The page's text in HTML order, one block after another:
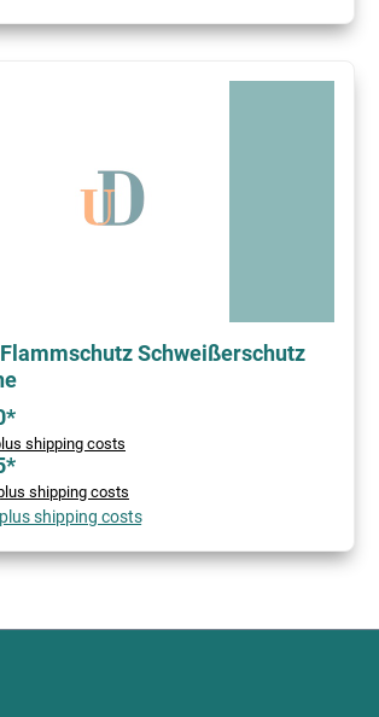
Flammschutz Schweißerschutz
shipping costs
shipping costs
shipping costs